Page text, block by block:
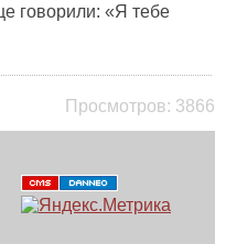
говорили: «Я тебе
Просмотров: 3866